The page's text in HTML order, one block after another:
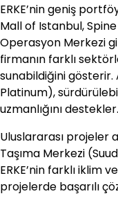
ERKE’nin geniş
Mall of Istanbul,
Operasyon Merkezi
firmanın farklı
sunabildiğini gösterir.
Platinum),
uzmanlığını destekler.
Uluslararası projeler
Taşıma Merkezi
ERKE’nin farklı iklim
projelerde başarılı